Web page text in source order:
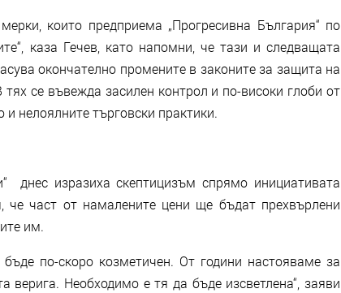
които предприема „Прогресивна България“ по
каза Гечев, като напомни, че тази и следващата
окончателно промените в законите за защита на
се въвежда засилен контрол и по-високи глоби от
нелоялните търговски практики.
днес изразиха скептицизъм спрямо инициативата
че част от намалените цени ще бъдат прехвърлени
им.
по-скоро козметичен. От години настояваме за
верига. Необходимо е тя да бъде изсветлена“, заяви